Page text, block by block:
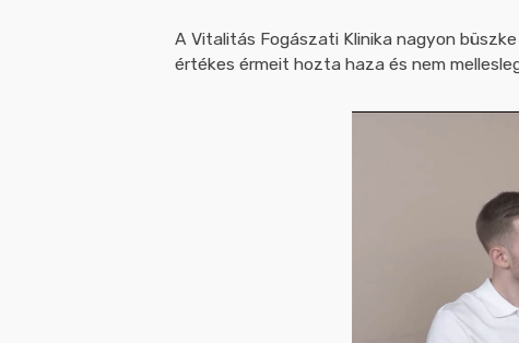
A Vitalitás Fogászati Klinika nagyon
értékes érmeit hozta haza és nem